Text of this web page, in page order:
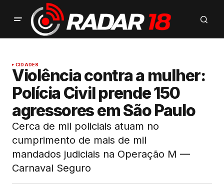
CIDADES
Violência contra a mulher:
Polícia Civil prende 150
agressores em São Paulo
Cerca de mil policiais atuam no
cumprimento de mais de mil
mandados judiciais na Operação M —
Carnaval Seguro